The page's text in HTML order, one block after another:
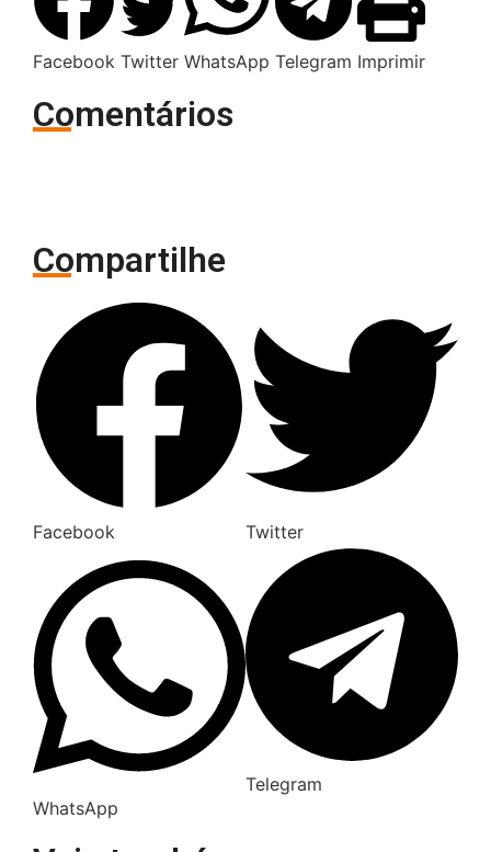
Facebook Twitter WhatsApp Telegram Imprimir
Comentários
Compartilhe
Facebook Twitter
WhatsApp
Telegram